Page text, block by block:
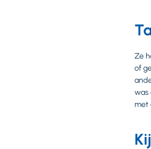
Ze
of
was
met